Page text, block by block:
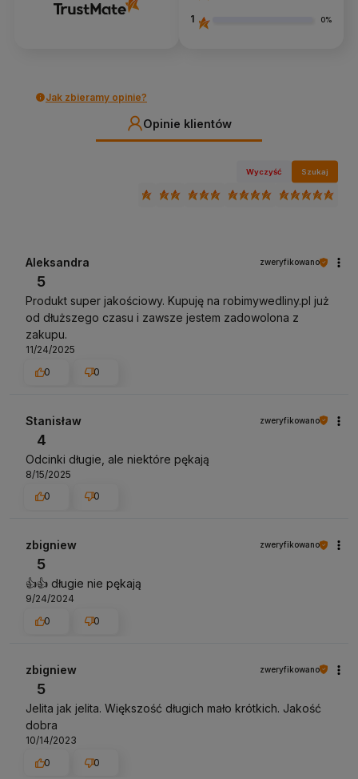
1 0%
Jak zbieramy opinie?
Opinie klientów
Wyczyść Szukaj
Aleksandra zweryfikowano
5
Produkt super jakościowy. Kupuję na robimywedliny.pl już
od dłuższego czasu i zawsze jestem zadowolona z
zakupu.
11/24/2025
0
0
Stanisław zweryfikowano
4
Odcinki długie, ale niektóre pękają
8/15/2025
0
0
zbigniew zweryfikowano
5
👍️👍️ długie nie pękają
9/24/2024
0
0
zbigniew zweryfikowano
5
Jelita jak jelita. Większość długich mało krótkich. Jakość
dobra
10/14/2023
0
0